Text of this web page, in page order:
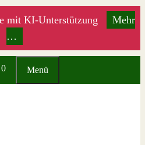
mit KI-Unterstützung
Mehr
…
0 Menü